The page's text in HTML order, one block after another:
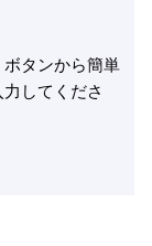
タンから簡単
してくださ